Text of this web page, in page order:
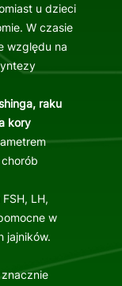
u dzieci
W czasie
względu na
raku
kory
LH,
w
jajników.